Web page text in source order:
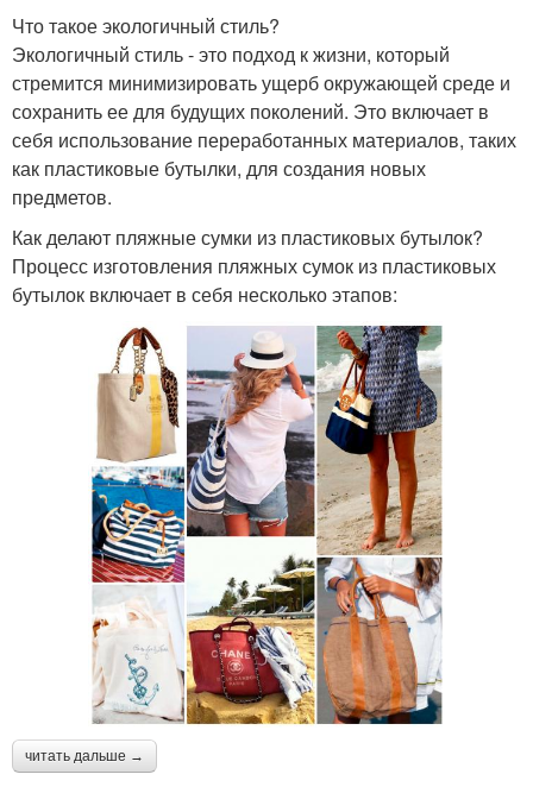
Что такое экологичный стиль?
Экологичный стиль - это подход к жизни, который
стремится минимизировать ущерб окружающей среде и
сохранить ее для будущих поколений. Это включает в
себя использование переработанных материалов, таких
как пластиковые бутылки, для создания новых
предметов.
Как делают пляжные сумки из пластиковых бутылок?
Процесс изготовления пляжных сумок из пластиковых
бутылок включает в себя несколько этапов:
читать дальше →